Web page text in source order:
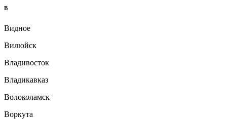
В
Видное
Вилюйск
Владивосток
Владикавказ
Волоколамск
Воркута